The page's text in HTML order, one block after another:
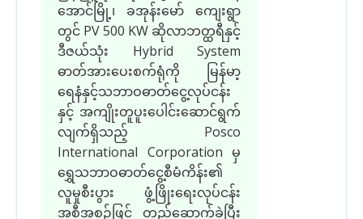
အောင်မြို့၊ ခအုန်းမော် ကျေးရွာ
တွင် PV 500 KW ဆိုလာဘတ္ထရီနှင့်
ဒီဇယ်သုံး Hybrid System
ဓာတ်အားပေးစက်ရုံကို မြန်မာ့
ရေနံနှင့်သဘာဝဓာတ်ငွေ့လုပ်ငန်း
နှင့် အကျိုးတူပူးပေါင်းဆောင်ရွက်
လျက်ရှိသည့် Posco
International Corporation မှ
ရွှေသဘာဝဓာတ်ငွေ့စီမံကိန်း၏
လူမှုစီးပွား ဖွံ့ဖြိုးရေးလုပ်ငန်း
အစီအစဉ်ဖြင့် တည်ဆောက်ခဲ့ပြီး